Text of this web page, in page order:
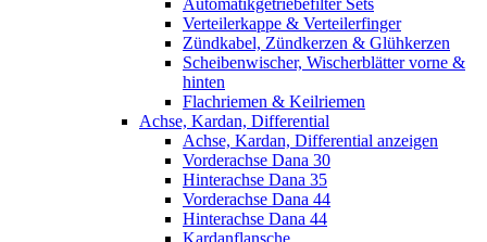
Automatikgetriebefilter Sets
Verteilerkappe & Verteilerfinger
Zündkabel, Zündkerzen & Glühkerzen
Scheibenwischer, Wischerblätter vorne &
hinten
Flachriemen & Keilriemen
Achse, Kardan, Differential
Achse, Kardan, Differential anzeigen
Vorderachse Dana 30
Hinterachse Dana 35
Vorderachse Dana 44
Hinterachse Dana 44